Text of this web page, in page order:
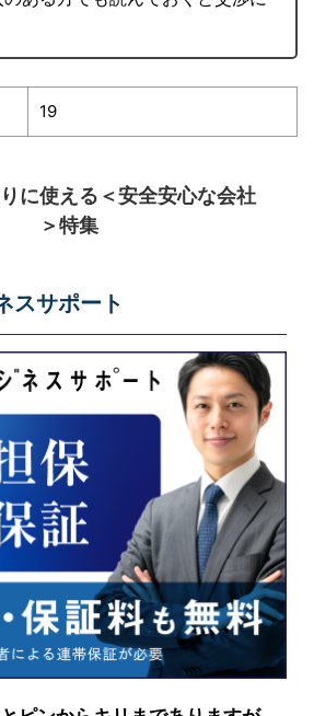
19
に使える＜安全安心な会社
＞特集
スサポート